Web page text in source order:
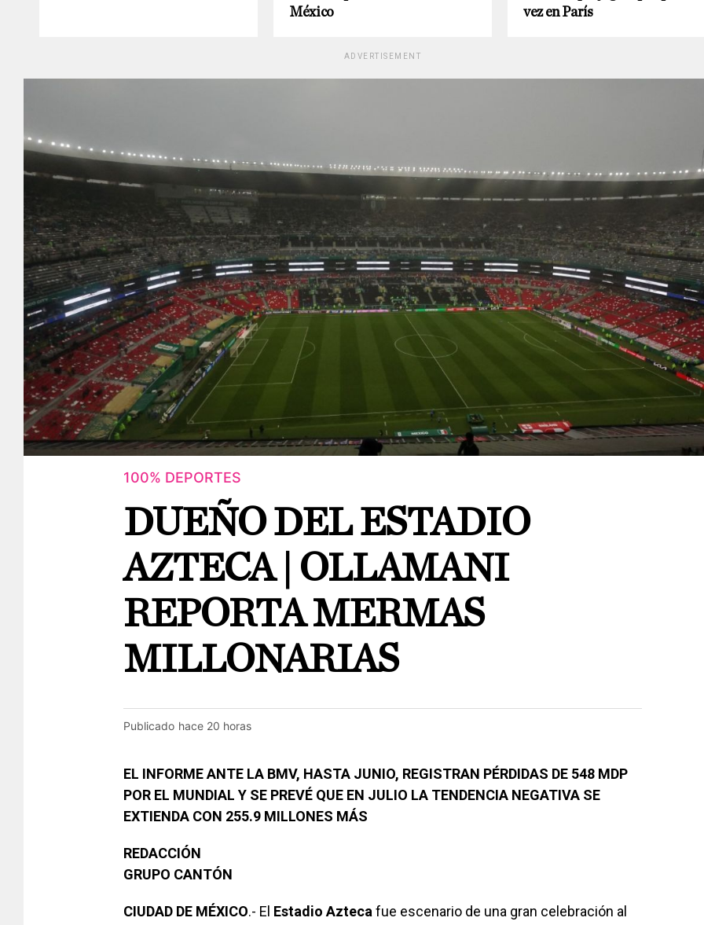
México
vez en París
ADVERTISEMENT
100% DEPORTES
DUEÑO DEL ESTADIO
AZTECA | OLLAMANI
REPORTA MERMAS
MILLONARIAS
Publicado hace 20 horas
EL INFORME ANTE LA BMV, HASTA JUNIO, REGISTRAN PÉRDIDAS DE 548 MDP
POR EL MUNDIAL Y SE PREVÉ QUE EN JULIO LA TENDENCIA NEGATIVA SE
EXTIENDA CON 255.9 MILLONES MÁS
REDACCIÓN
GRUPO CANTÓN
CIUDAD DE MÉXICO.- El Estadio Azteca fue escenario de una gran celebración al